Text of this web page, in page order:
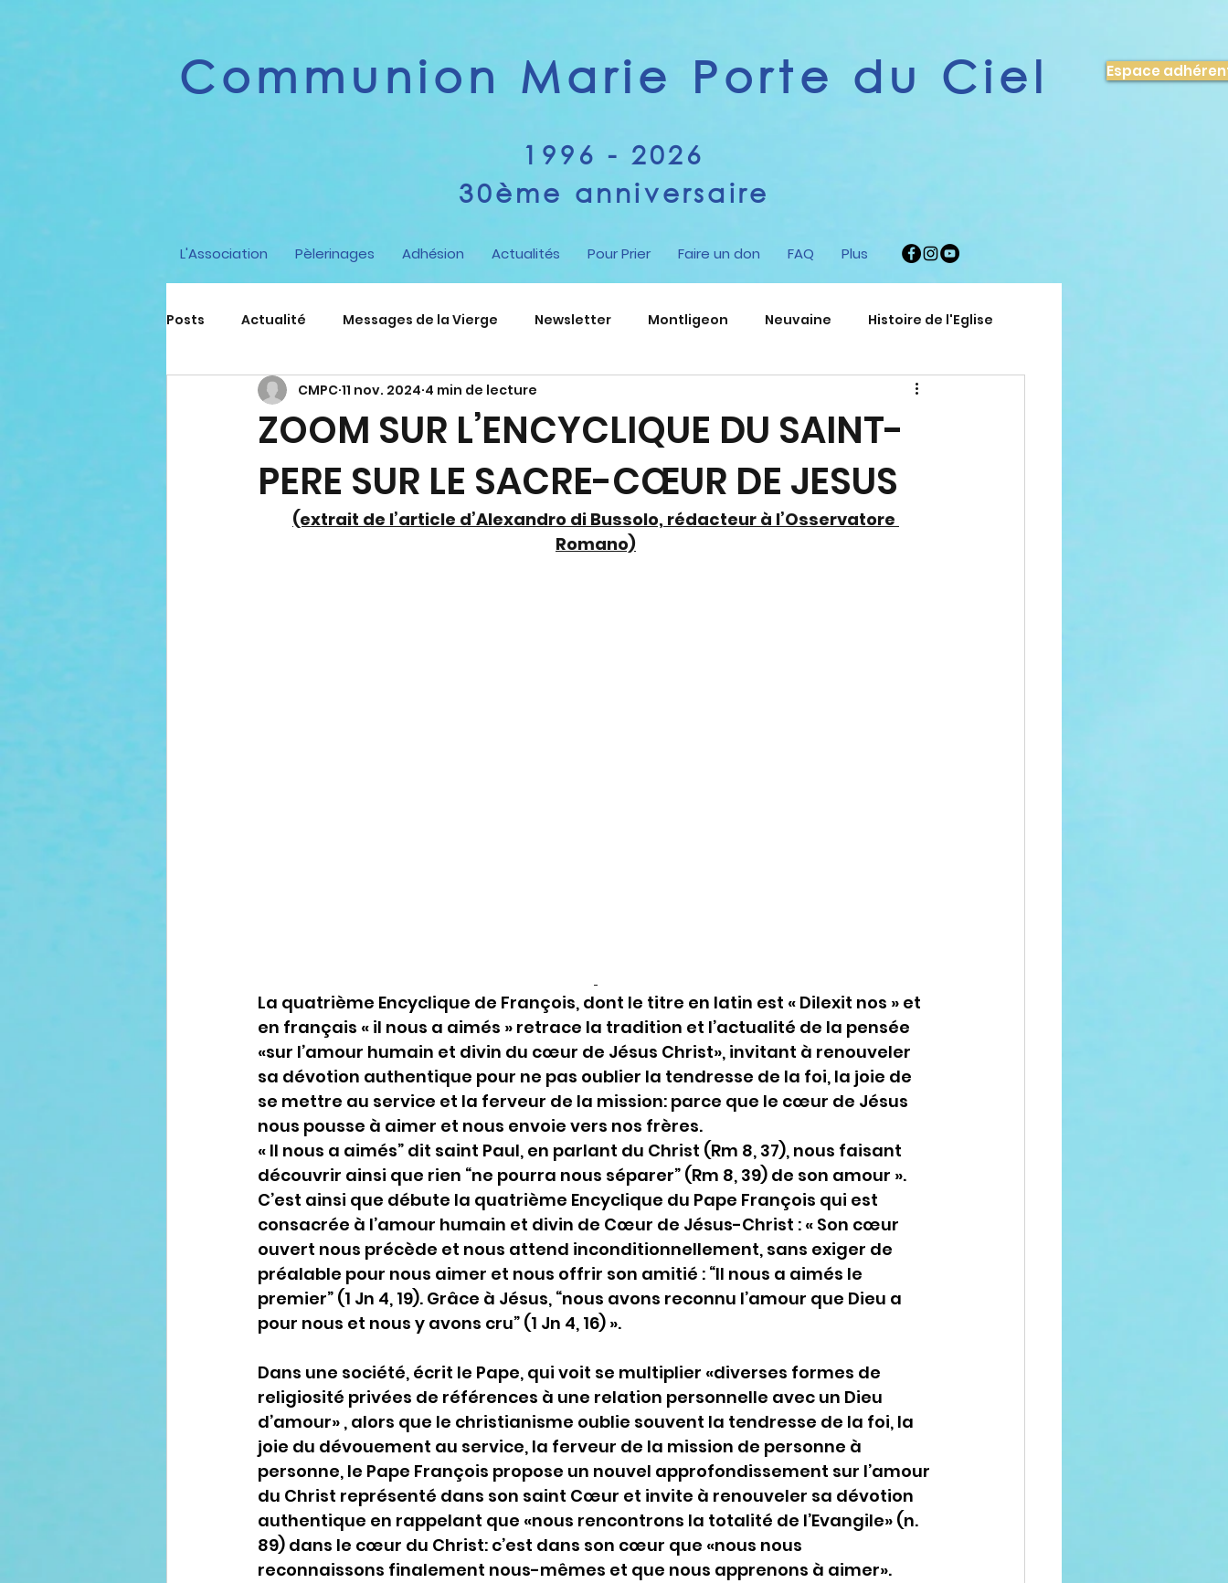
Communion Marie Porte du Ciel
1996 - 2026
30ème anniversaire
Espace
L'Association Pèlerinages Adhésion Actualités Pour Prier Faire un don FAQ Plus
Posts Actualité Messages de la Vierge Newsletter Montligeon Neuvaine Histoire de l'Eglise
Spiritualité Enseignement
ZOOM SUR L’ENCYCLIQUE DU SAINT-
PERE SUR LE SACRE-CŒUR DE JESUS
CMPC 11 nov. 2024 4 min de lecture
(extrait de l’article d’Alexandro di Bussolo, rédacteur à l’Osservatore
Romano)
La quatrième Encyclique de François, dont le titre en latin est « Dilexit nos » et
en français « il nous a aimés » retrace la tradition et l’actualité de la pensée
«sur l’amour humain et divin du cœur de Jésus Christ», invitant à renouveler
sa dévotion authentique pour ne pas oublier la tendresse de la foi, la joie de
se mettre au service et la ferveur de la mission: parce que le cœur de Jésus
nous pousse à aimer et nous envoie vers nos frères.
« Il nous a aimés” dit saint Paul, en parlant du Christ (Rm 8, 37), nous faisant
découvrir ainsi que rien “ne pourra nous séparer” (Rm 8, 39) de son amour ».
C’est ainsi que débute la quatrième Encyclique du Pape François qui est
consacrée à l’amour humain et divin de Cœur de Jésus-Christ : « Son cœur
ouvert nous précède et nous attend inconditionnellement, sans exiger de
préalable pour nous aimer et nous offrir son amitié : “Il nous a aimés le
premier” (1 Jn 4, 19). Grâce à Jésus, “nous avons reconnu l’amour que Dieu a
pour nous et nous y avons cru” (1 Jn 4, 16) ».
Dans une société, écrit le Pape, qui voit se multiplier «diverses formes de
religiosité privées de références à une relation personnelle avec un Dieu
d’amour» , alors que le christianisme oublie souvent la tendresse de la foi, la
joie du dévouement au service, la ferveur de la mission de personne à
personne, le Pape François propose un nouvel approfondissement sur l’amour
du Christ représenté dans son saint Cœur et invite à renouveler sa dévotion
authentique en rappelant que «nous rencontrons la totalité de l’Evangile» (n.
89) dans le cœur du Christ: c’est dans son cœur que «nous nous
reconnaissons finalement nous-mêmes et que nous apprenons à aimer».